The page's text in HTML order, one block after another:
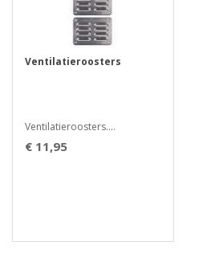
Ventilatieroosters
Ventilatieroosters....
€ 11,95